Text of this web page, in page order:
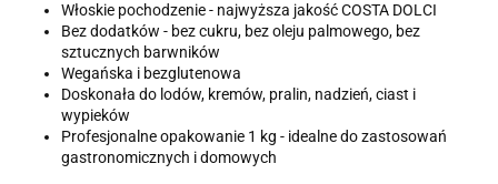
Włoskie pochodzenie - najwyższa jakość COSTA DOLCI
Bez dodatków - bez cukru, bez oleju palmowego, bez
sztucznych barwników
Wegańska i bezglutenowa
Doskonała do lodów, kremów, pralin, nadzień, ciast i
wypieków
Profesjonalne opakowanie 1 kg - idealne do zastosowań
gastronomicznych i domowych